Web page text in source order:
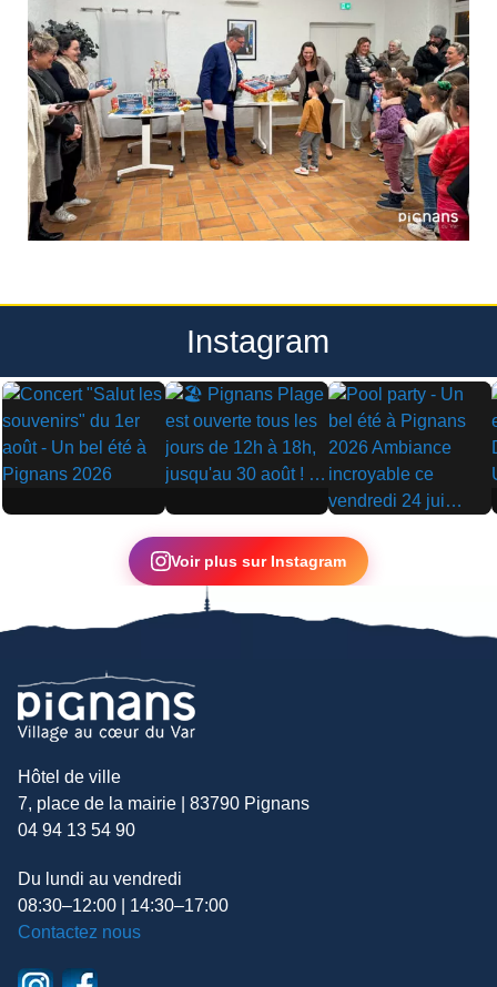
Instagram
▶ ▶
▶
Voir plus sur Instagram
Hôtel de ville
7, place de la mairie | 83790 Pignans
04 94 13 54 90
Du lundi au vendredi
08:30–12:00 | 14:30–17:00
Contactez nous